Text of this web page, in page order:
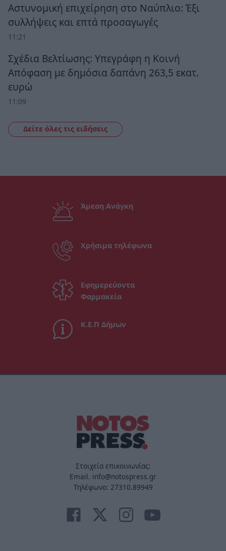
Αστυνομική επιχείρηση στο Ναύπλιο: Έξι
συλλήψεις και επτά προσαγωγές
11:21
Σχέδια Βελτίωσης: Υπεγράφη η Κοινή
Απόφαση με δημόσια δαπάνη 263,5 εκατ.
ευρώ
11:09
Δείτε όλες τις ειδήσεις
Άμεση Ανάγκη
Χρήσιμα τηλέφωνα
Εφημερεύοντα
Φαρμακεία
Κ.Ε.Π Δήμων
Στοιχεία επικοινωνίας:
Email. info@notospress.gr
Τηλέφωνο: 27310.89949